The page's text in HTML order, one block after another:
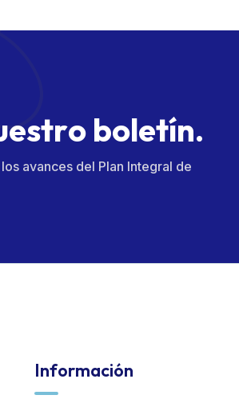
estro boletín.
avances del Plan Integral de
Información